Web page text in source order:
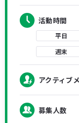
活動時間
平日
週末
アクティブ
募集人数